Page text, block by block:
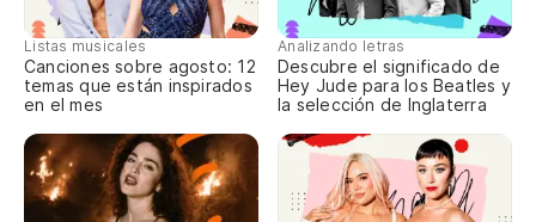
Listas musicales
Canciones sobre agosto: 12
temas que están inspirados
en el mes
Analizando letras
Descubre el significado de
Hey Jude para los Beatles y
la selección de Inglaterra